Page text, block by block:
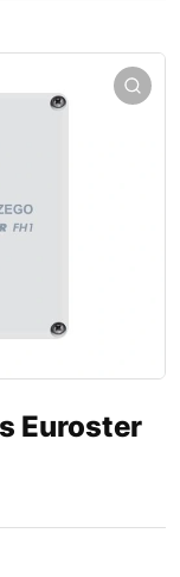
Euroster